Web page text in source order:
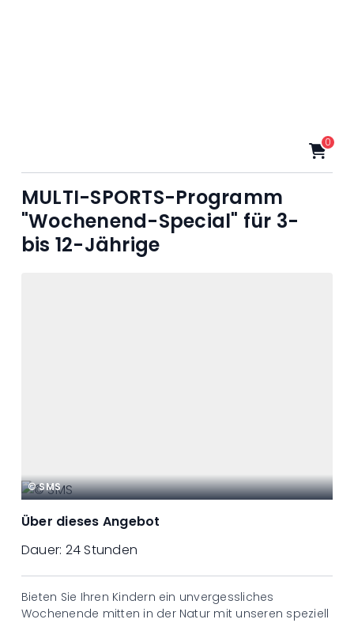
0
MULTI-SPORTS-Programm
"Wochenend-Special" für 3-
bis 12-Jährige
Über dieses Angebot
Dauer: 24 Stunden
Bieten Sie Ihren Kindern ein unvergessliches
Wochenende mitten in der Natur mit unseren speziell
© SMS